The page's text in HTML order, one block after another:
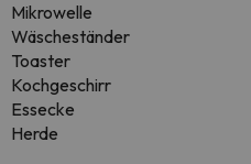
Mikrowelle
Wäscheständer
Toaster
Kochgeschirr
Essecke
Herde